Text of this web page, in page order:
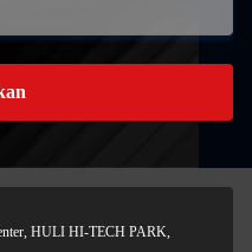
HULI HI-TECH PARK,